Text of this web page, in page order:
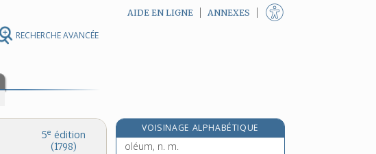
RECHERCHE AVANCÉE
AIDE EN LIGNE ANNEXES
5e édition
(1798)
VOISINAGE ALPHABÉTIQUE
oléomètre, n. m.
oléum, n. m.